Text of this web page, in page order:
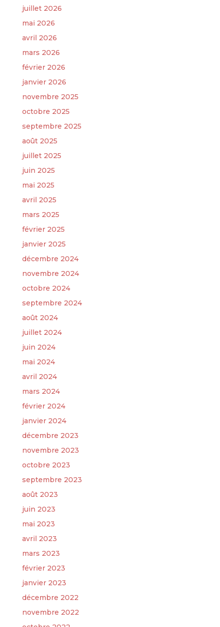
juillet 2026
mai 2026
avril 2026
mars 2026
février 2026
janvier 2026
novembre 2025
octobre 2025
septembre 2025
août 2025
juillet 2025
juin 2025
mai 2025
avril 2025
mars 2025
février 2025
janvier 2025
décembre 2024
novembre 2024
octobre 2024
septembre 2024
août 2024
juillet 2024
juin 2024
mai 2024
avril 2024
mars 2024
février 2024
janvier 2024
décembre 2023
novembre 2023
octobre 2023
septembre 2023
août 2023
juin 2023
mai 2023
avril 2023
mars 2023
février 2023
janvier 2023
décembre 2022
novembre 2022